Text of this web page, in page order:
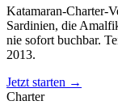
Katamaran-Charter-
Sardinien, die
nie sofort buchbar.
2013.
Jetzt starten →
Charter